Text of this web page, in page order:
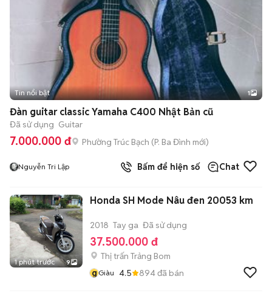
Tin nổi bật 1
Đàn guitar classic Yamaha C400 Nhật Bản cũ
Đã sử dụng Guitar
7.000.000 đ Phường Trúc Bạch (P. Ba Đình mới)
Nguyễn Tri Lập Bấm để hiện số Chat
1 phút trước 9
Honda SH Mode Nâu đen 20053 km
2018 Tay ga Đã sử dụng
37.500.000 đ
Thị trấn Trảng Bom
gGiàu 4.5 894đã bán